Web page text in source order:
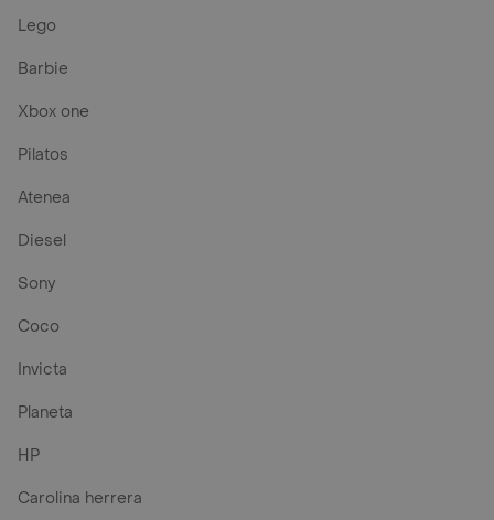
Lego
Barbie
Xbox one
Pilatos
Atenea
Diesel
Sony
Coco
Invicta
Planeta
HP
Carolina herrera